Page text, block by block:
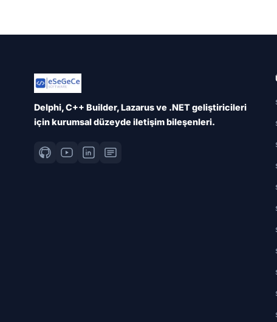
Delphi, C++ Builder, Lazarus ve .NET geliştiricileri
için kurumsal düzeyde iletişim bileşenleri.